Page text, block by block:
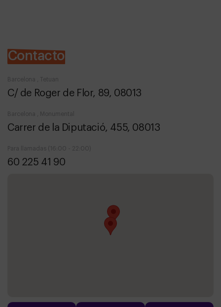
Contacto
Barcelona , Tetuan
C/ de Roger de Flor, 89, 08013
Barcelona , Monumental
Carrer de la Diputació, 455, 08013
Para llamadas (16:00 - 22:00)
60 225 41 90